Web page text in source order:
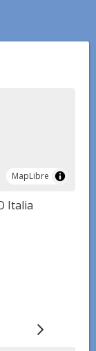
MapLibre
MapLibre
Italia